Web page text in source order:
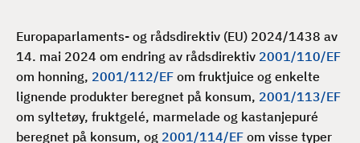
Europaparlaments- og rådsdirektiv (EU) 2024/1438 av
14. mai 2024 om endring av rådsdirektiv 2001/110/EF
om honning, 2001/112/EF om fruktjuice og enkelte
lignende produkter beregnet på konsum, 2001/113/EF
om syltetøy, fruktgelé, marmelade og kastanjepuré
beregnet på konsum, og 2001/114/EF om visse typer